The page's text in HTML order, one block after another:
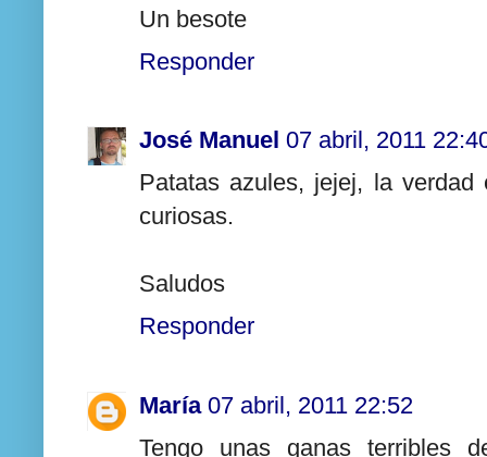
Un besote
Responder
José Manuel 07 abril, 2011
Patatas azules, jejej, la
curiosas.
Saludos
Responder
María 07 abril, 2011 22:52
Tengo unas ganas terribles